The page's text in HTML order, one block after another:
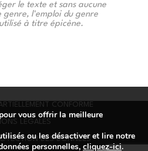
le texte et sans aucune
genre, l'emploi du genre
à titre épicène.
CONFORME
LÉGALES
DES DONNÉES
vous offrir la meilleure
ou les désactiver et lire notre
personnelles, cliquez-ici.